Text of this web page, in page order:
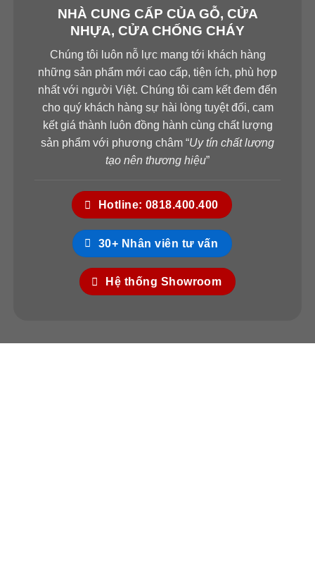
NHÀ CUNG CẤP CỦA GỖ, CỬA
NHỰA, CỬA CHỐNG CHÁY
Chúng tôi luôn nỗ lực mang tới khách hàng
những sản phẩm mới cao cấp, tiện ích, phù hợp
nhất với người Việt. Chúng tôi cam kết đem đến
cho quý khách hàng sự hài lòng tuyệt đối, cam
kết giá thành luôn đồng hành cùng chất lượng
sản phẩm với phương châm “Uy tín chất lượng
tạo nên thương hiệu”
Hotline: 0818.400.400
30+ Nhân viên tư vấn
Hệ thống Showroom